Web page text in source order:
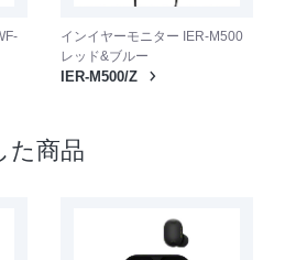
インイヤーモニター IER-M500
レッド&ブルー
IER-M500/Z
た商品